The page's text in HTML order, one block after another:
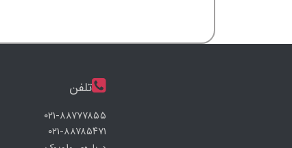
تلفن
۰۲۱-۸۸۷۷۷۸۵۵
۰۲۱-۸۸۷۸۵۴۷۱